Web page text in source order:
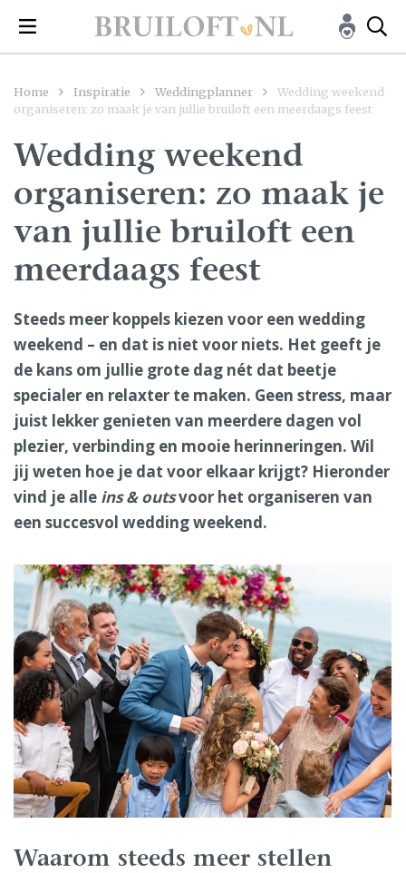
Home Inspiratie Weddingplanner
Wedding weekend
organiseren: zo maak je van jullie bruiloft een meerdaags feest
Wedding weekend
organiseren: zo maak je
van jullie bruiloft een
meerdaags feest
Steeds meer koppels kiezen voor een wedding
weekend – en dat is niet voor niets. Het geeft je
de kans om jullie grote dag nét dat beetje
specialer en relaxter te maken. Geen stress, maar
juist lekker genieten van meerdere dagen vol
plezier, verbinding en mooie herinneringen. Wil
jij weten hoe je dat voor elkaar krijgt? Hieronder
vind je alle ins & outsvoor het organiseren van
een succesvol wedding weekend.
Waarom steeds meer stellen